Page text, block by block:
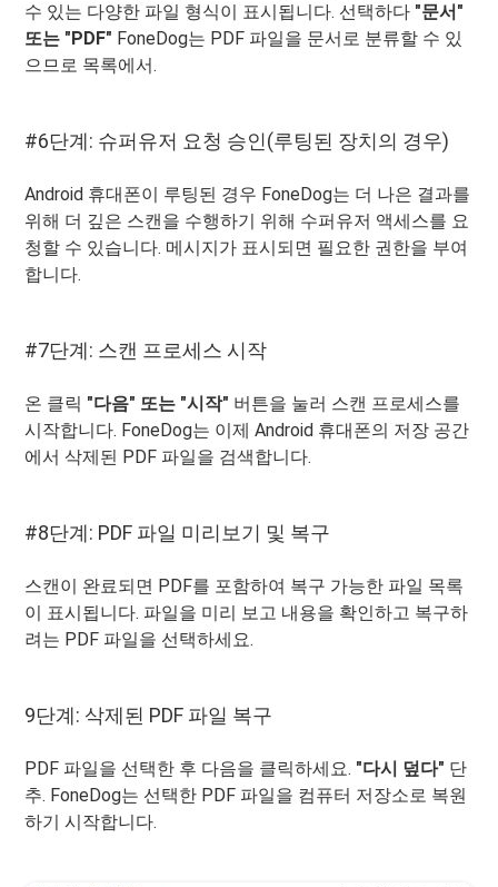
수 있는 다양한 파일 형식이 표시됩니다. 선택하다 "문서"
또는 "PDF" FoneDog는 PDF 파일을 문서로 분류할 수 있
으므로 목록에서.
#6단계: 슈퍼유저 요청 승인(루팅된 장치의 경우)
Android 휴대폰이 루팅된 경우 FoneDog는 더 나은 결과를
위해 더 깊은 스캔을 수행하기 위해 수퍼유저 액세스를 요
청할 수 있습니다. 메시지가 표시되면 필요한 권한을 부여
합니다.
#7단계: 스캔 프로세스 시작
온 클릭 "다음" 또는 "시작" 버튼을 눌러 스캔 프로세스를
시작합니다. FoneDog는 이제 Android 휴대폰의 저장 공간
에서 삭제된 PDF 파일을 검색합니다.
#8단계: PDF 파일 미리보기 및 복구
스캔이 완료되면 PDF를 포함하여 복구 가능한 파일 목록
이 표시됩니다. 파일을 미리 보고 내용을 확인하고 복구하
려는 PDF 파일을 선택하세요.
9단계: 삭제된 PDF 파일 복구
PDF 파일을 선택한 후 다음을 클릭하세요. "다시 덮다" 단
추. FoneDog는 선택한 PDF 파일을 컴퓨터 저장소로 복원
하기 시작합니다.